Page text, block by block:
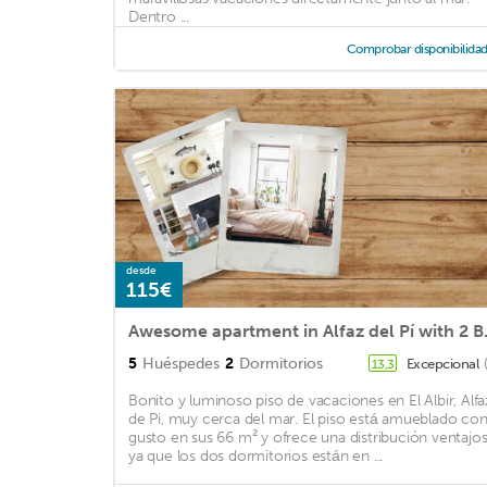
Dentro ...
Comprobar disponibilidad
desde
115€
Awesome
5 Huéspedes 2 Dormitorios 13,3 Excepcional
Bonito y luminoso piso de vacaciones en El Albir,
de Pi, muy cerca del mar. El piso está amueblado con
gusto en sus 66 m² y ofrece una distribución
ya que los dos dormitorios están en ...